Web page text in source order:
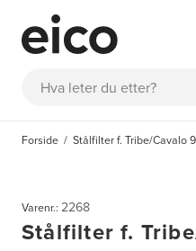
Søk
Forside Stålfilter f. Tribe/Cavalo
Varenr.: 2268
Stålfilter f.